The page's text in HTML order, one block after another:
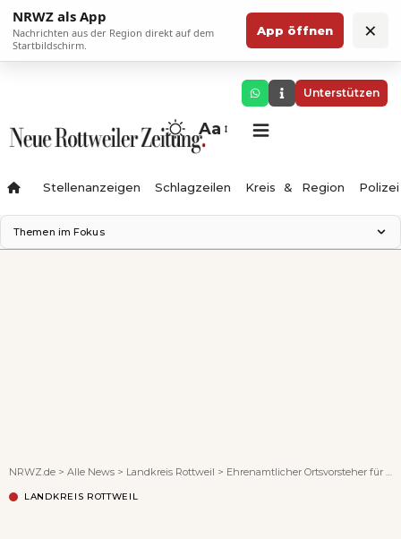
NRWZ als App
Nachrichten aus der Region direkt auf dem
Startbildschirm.
App öffnen ×
Unterstützen
Aa
Stellenanzeigen Schlagzeilen Kreis & Region Polizei
Themen im Fokus
NRWZ.de > Alle News > Landkreis Rottweil > Ehrenamtlicher Ortsvorsteher für Waldmössingen
LANDKREIS ROTTWEIL